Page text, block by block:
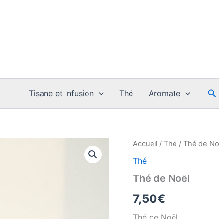
Tisane et Infusion Thé Aromate
Accueil / Thé / Thé de
Thé
Thé de Noël
7,50€
Thé de Noël